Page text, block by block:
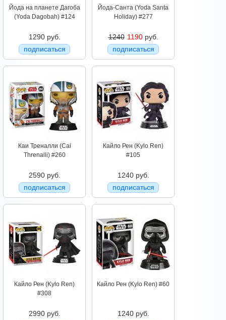
Йода на планете Дагоба
(Yoda Dagobah) #124
1290 руб.
подписаться
Йода-Санта (Yoda Santa
Holiday) #277
1240 1190руб.
подписаться
Каи Треналли (Cai
Threnalli) #260
2590 руб.
подписаться
Кайло Рен (Kylo Ren)
#105
1240 руб.
подписаться
Кайло Рен (Kylo Ren)
#308
2990 руб.
Кайло Рен (Kylo Ren) #60
1240 руб.